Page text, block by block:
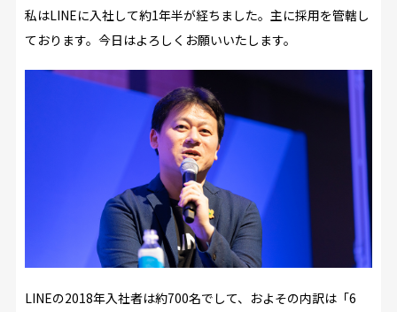
私はLINEに入社して約1年半が経ちました。主に採用を管轄し
ております。今日はよろしくお願いいたします。
LINEの2018年入社者は約700名でして、およその内訳は「6